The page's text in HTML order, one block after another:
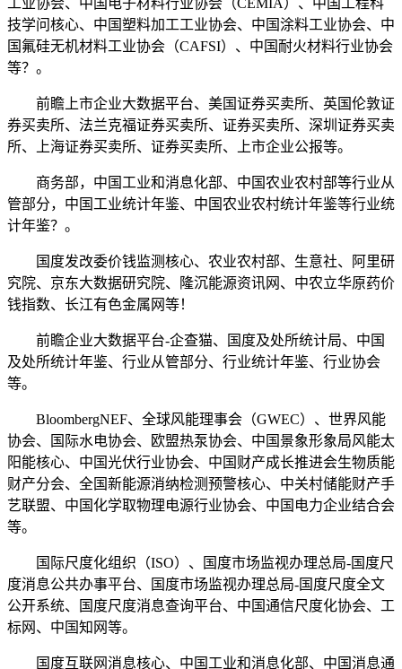
工业协会、中国电子材料行业协会（CEMIA）、中国工程科
技学问核心、中国塑料加工工业协会、中国涂料工业协会、中
国氟硅无机材料工业协会（CAFSI）、中国耐火材料行业协会
等？。
前瞻上市企业大数据平台、美国证券买卖所、英国伦敦证
券买卖所、法兰克福证券买卖所、证券买卖所、深圳证券买卖
所、上海证券买卖所、证券买卖所、上市企业公报等。
商务部，中国工业和消息化部、中国农业农村部等行业从
管部分，中国工业统计年鉴、中国农业农村统计年鉴等行业统
计年鉴？。
国度发改委价钱监测核心、农业农村部、生意社、阿里研
究院、京东大数据研究院、隆沉能源资讯网、中农立华原药价
钱指数、长江有色金属网等！
前瞻企业大数据平台-企查猫、国度及处所统计局、中国
及处所统计年鉴、行业从管部分、行业统计年鉴、行业协会
等。
BloombergNEF、全球风能理事会（GWEC）、世界风能
协会、国际水电协会、欧盟热泵协会、中国景象形象局风能太
阳能核心、中国光伏行业协会、中国财产成长推进会生物质能
财产分会、全国新能源消纳检测预警核心、中关村储能财产手
艺联盟、中国化学取物理电源行业协会、中国电力企业结合会
等。
国际尺度化组织（ISO）、国度市场监视办理总局-国度尺
度消息公共办事平台、国度市场监视办理总局-国度尺度全文
公开系统、国度尺度消息查询平台、中国通信尺度化协会、工
标网、中国知网等。
国度互联网消息核心、中国工业和消息化部、中国消息通